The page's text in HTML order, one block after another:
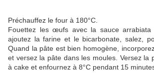
Préchauffez le four à 180°C.
Fouettez les œufs avec la sauce arrabiata
ajoutez la farine et le bicarbonate, salez,
Quand la pâte est bien homogène,
et versez la pâte dans les moules. Versez la
à cake et enfournez à 8°C pendant 15